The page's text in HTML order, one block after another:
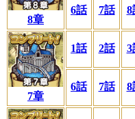
8章
6話 7話 8
7章
1話 2話 3
6話 7話 8